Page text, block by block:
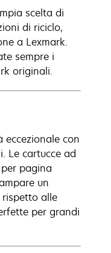
scelta di
di riciclo,
a Lexmark.
sempre i
originali.
eccezionale con
Le cartucce ad
pagina
un
alle
per grandi